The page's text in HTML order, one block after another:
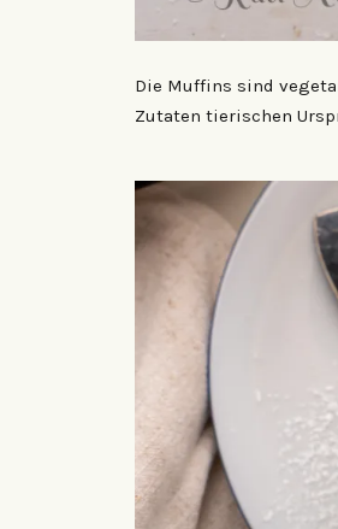
Die Muffins sind
Zutaten tierischen